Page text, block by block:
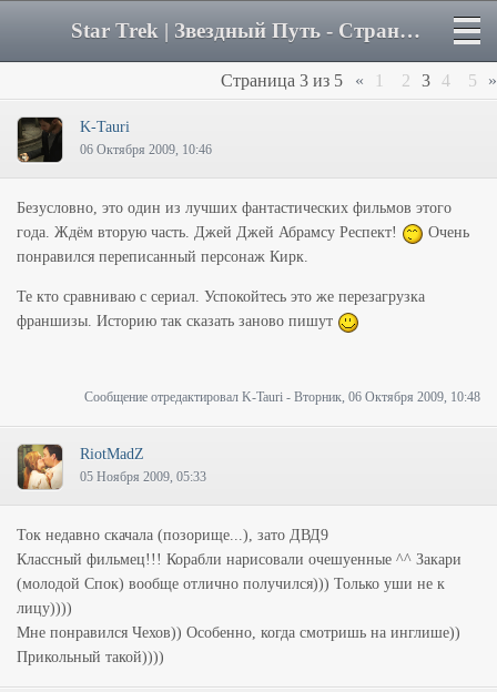
Star Trek | Звездный Путь - Страница 3 - Форум
Страница 3 из 5 « 1 2 3 4 5 »
K-Tauri
06 Октября 2009, 10:46
Безусловно, это один из лучших фантастических фильмов этого
года. Ждём вторую часть. Джей Джей Абрамсу Респект!
Очень
понравился переписанный персонаж Кирк.
Те кто сравниваю с сериал. Успокойтесь это же перезагрузка
франшизы. Историю так сказать заново пишут
Сообщение отредактировал K-Tauri - Вторник, 06 Октября 2009, 10:48
RiotMadZ
05 Ноября 2009, 05:33
Ток недавно скачала (позорище...), зато ДВД9
Классный фильмец!!! Корабли нарисовали очешуенные ^^ Закари
(молодой Спок) вообще отлично получился))) Только уши не к
лицу))))
Мне понравился Чехов)) Особенно, когда смотришь на инглише))
Прикольный такой))))